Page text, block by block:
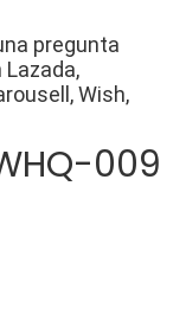
pregunta
Wish,
009